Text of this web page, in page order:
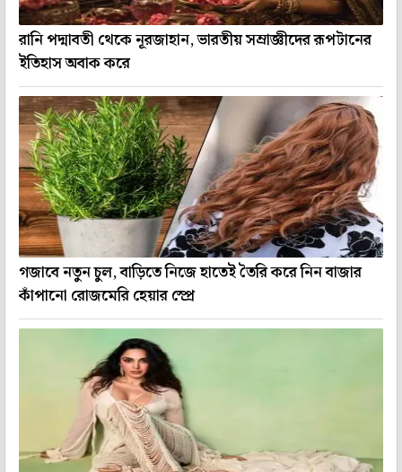
রানি পদ্মাবতী থেকে নূরজাহান, ভারতীয় সম্রাজ্ঞীদের রূপটানের
ইতিহাস অবাক করে
গজাবে নতুন চুল, বাড়িতে নিজে হাতেই তৈরি করে নিন বাজার
কাঁপানো রোজমেরি হেয়ার স্প্রে